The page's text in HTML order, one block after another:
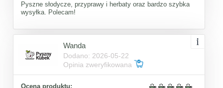
Pyszne słodycze, przyprawy i herbaty oraz bardzo szybka
wysyłka. Polecam!
Wanda
Dodano: 2026-05-22
Opinia zweryfikowana
Ocena produktu: